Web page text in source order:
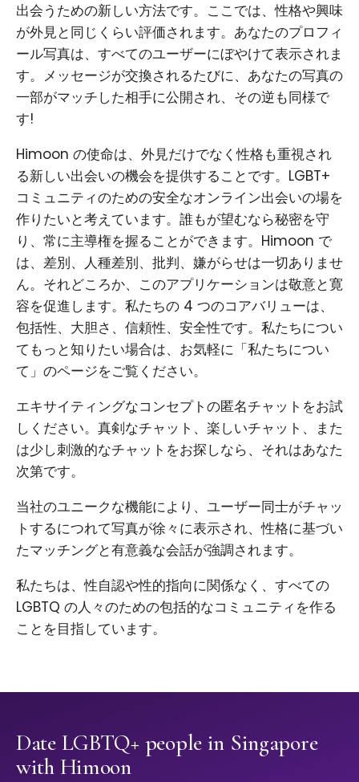
出会うための新しい方法です。ここでは、性格や興味
が外見と同じくらい評価されます。あなたのプロフィ
ール写真は、すべてのユーザーにぼやけて表示されま
す。メッセージが交換されるたびに、あなたの写真の
一部がマッチした相手に公開され、その逆も同様で
す!
Himoon の使命は、外見だけでなく性格も重視され
る新しい出会いの機会を提供することです。LGBT+
コミュニティのための安全なオンライン出会いの場を
作りたいと考えています。誰もが望むなら秘密を守
り、常に主導権を握ることができます。Himoon で
は、差別、人種差別、批判、嫌がらせは一切ありませ
ん。それどころか、このアプリケーションは敬意と寛
容を促進します。私たちの 4 つのコアバリューは、
包括性、大胆さ、信頼性、安全性です。私たちについ
てもっと知りたい場合は、お気軽に「私たちについ
て」のページをご覧ください。
エキサイティングなコンセプトの匿名チャットをお試
しください。真剣なチャット、楽しいチャット、また
は少し刺激的なチャットをお探しなら、それはあなた
次第です。
当社のユニークな機能により、ユーザー同士がチャッ
トするにつれて写真が徐々に表示され、性格に基づい
たマッチングと有意義な会話が強調されます。
私たちは、性自認や性的指向に関係なく、すべての
LGBTQ の人々のための包括的なコミュニティを作る
ことを目指しています。
Date LGBTQ+ people in Singapore
with Himoon